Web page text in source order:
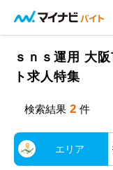
ｓｎｓ運用 大
ト求人特集
検索結果 2 件
エリア